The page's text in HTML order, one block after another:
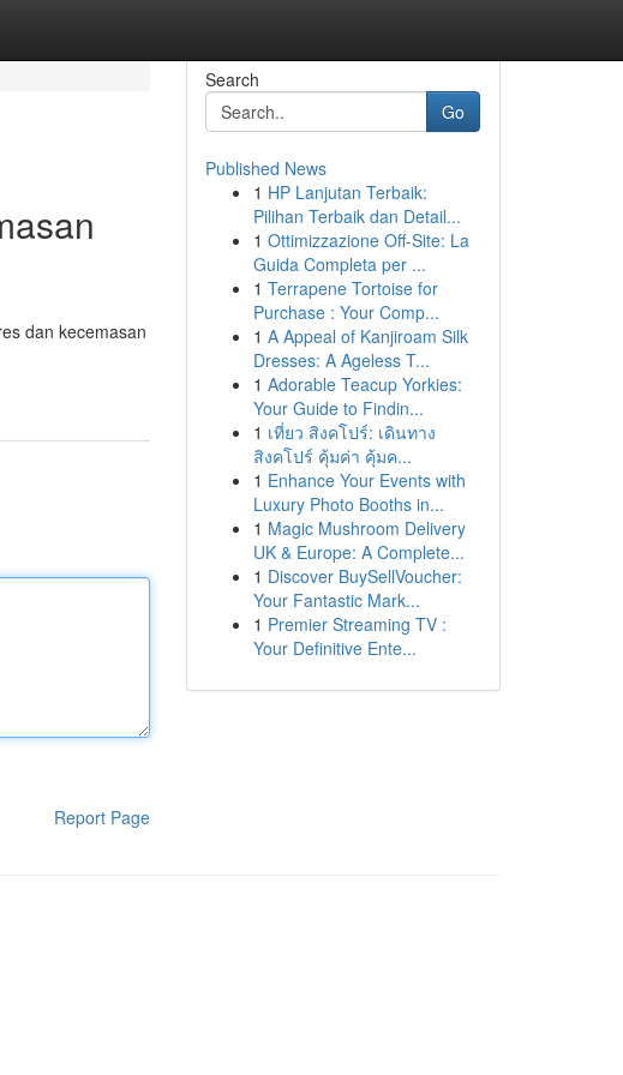
dan kecemasan
Report Page
Search
Go
Published News
1 HP Lanjutan Terbaik:
Pilihan Terbaik dan Detail...
1 Ottimizzazione Off-Site: La
Guida Completa per ...
1 Terrapene Tortoise for
Purchase : Your Comp...
1 A Appeal of Kanjiroam Silk
Dresses: A Ageless T...
1 Adorable Teacup Yorkies:
Your Guide to Findin...
1 เที่ยว สิงคโปร์: เดินทาง
สิงคโปร์ คุ้มค่า คุ้มค...
1 Enhance Your Events with
Luxury Photo Booths in...
1 Magic Mushroom Delivery
UK & Europe: A Complete...
1 Discover BuySellVoucher:
Your Fantastic Mark...
1 Premier Streaming TV :
Your Definitive Ente...